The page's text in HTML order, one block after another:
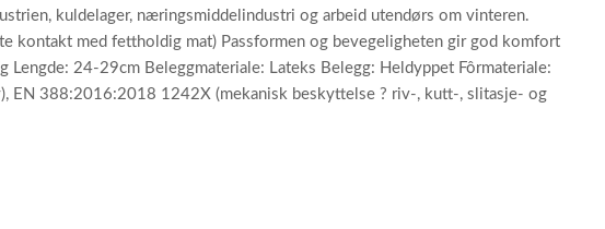
kuldelager, næringsmiddelindustri og arbeid utendørs om vinteren.
kontakt med fettholdig mat) Passformen og bevegeligheten gir god komfort
24-29cm Beleggmateriale: Lateks Belegg: Heldyppet Fôrmateriale:
EN 388:2016:2018 1242X (mekanisk beskyttelse ? riv-, kutt-, slitasje- og